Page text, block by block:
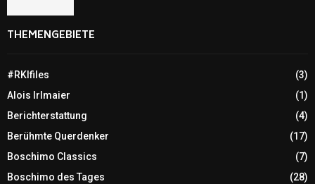
THEMENGEBIETE
#RKIfiles
(3)
Alois Irlmaier
(1)
Berichterstattung
(4)
Berühmte Querdenker
(17)
Boschimo Classics
(7)
Boschimo des Tages
(28)